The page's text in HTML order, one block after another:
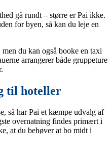
gå rundt – større er Pai ikke.
for byen, så kan du leje en
du kan også booke en taxi
arrangerer både gruppeture
til hoteller
så har Pai et kæmpe udvalg af
overnatning findes primært i
at du behøver at bo midt i